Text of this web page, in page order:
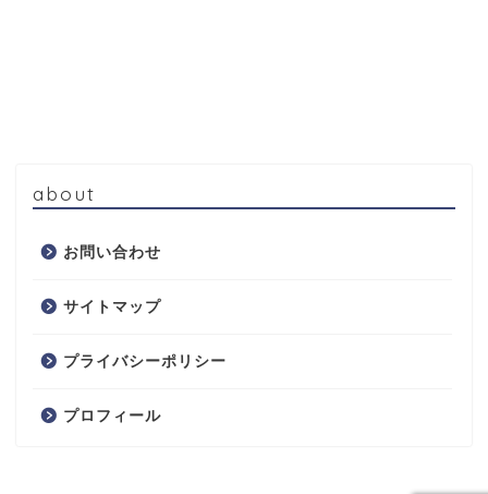
about
お問い合わせ
サイトマップ
プライバシーポリシー
プロフィール